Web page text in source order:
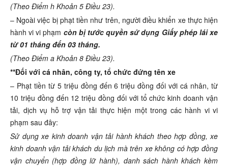
(Theo Điểm h Khoản 5 Điều 23).
– Ngoài việc bị phạt tiền như trên, người điều khiển xe thực hiện
hành vi vi phạm còn bị tước quyền sử dụng Giấy phép lái xe
từ 01 tháng đến 03 tháng.
(Theo Điểm a Khoản 8 Điều 23).
**Đối với cá nhân, công ty, tổ chức đứng tên xe
– Phạt tiền từ 5 triệu đồng đến 6 triệu đồng đối với cá nhân, từ
10 triệu đồng đến 12 triệu đồng đối với tổ chức kinh doanh vận
tải, dịch vụ hỗ trợ vận tải thực hiện một trong các hành vi vi
phạm sau đây:
Sử dụng xe kinh doanh vận tải hành khách theo hợp đồng, xe
kinh doanh vận tải khách du lịch mà trên xe không có hợp đồng
vận chuyển (hợp đồng lữ hành), danh sách hành khách kèm